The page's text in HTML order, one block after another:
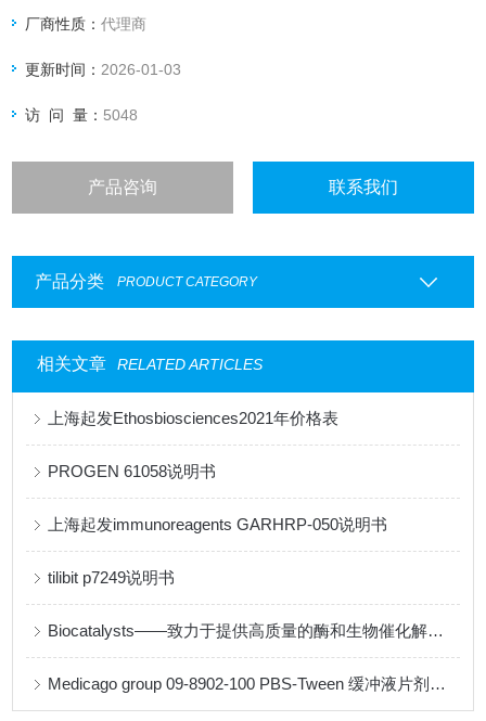
厂商性质：代理商
更新时间： 2026-01-03
访 问 量： 5048
产品咨询 联系我们
产品分类 PRODUCT CATEGORY
相关文章 RELATED ARTICLES
上海起发Ethosbiosciences2021年价格表
PROGEN 61058说明书
上海起发immunoreagents GARHRP-050说明书
tilibit p7249说明书
Biocatalysts——致力于提供高质量的酶和生物催化解决方案
Medicago group 09-8902-100 PBS-Tween 缓冲液片剂说明书